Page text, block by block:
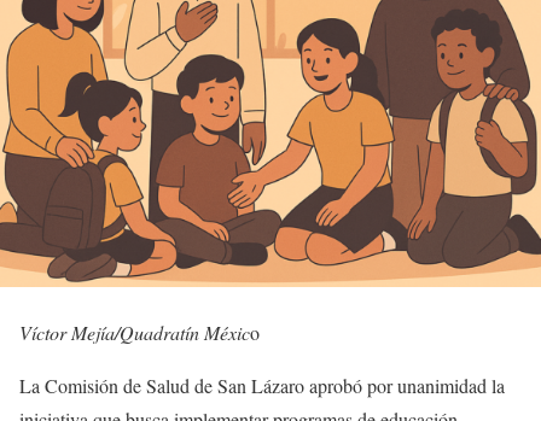
Víctor Mejía/Quadratín México
La Comisión de Salud de San Lázaro aprobó por unanimidad la